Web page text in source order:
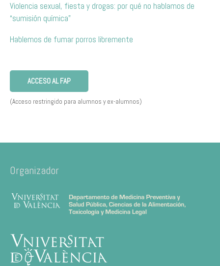
Violencia sexual, fiesta y drogas: por qué no hablamos de
“sumisión química”
Hablemos de fumar porros libremente
ACCESO AL FAP
(Acceso restringido para alumnos y ex-alumnos)
Organizador